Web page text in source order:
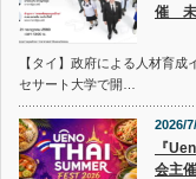
催 未
【タイ】政府による人材育
セサート大学で開…
2026/
『
会主催